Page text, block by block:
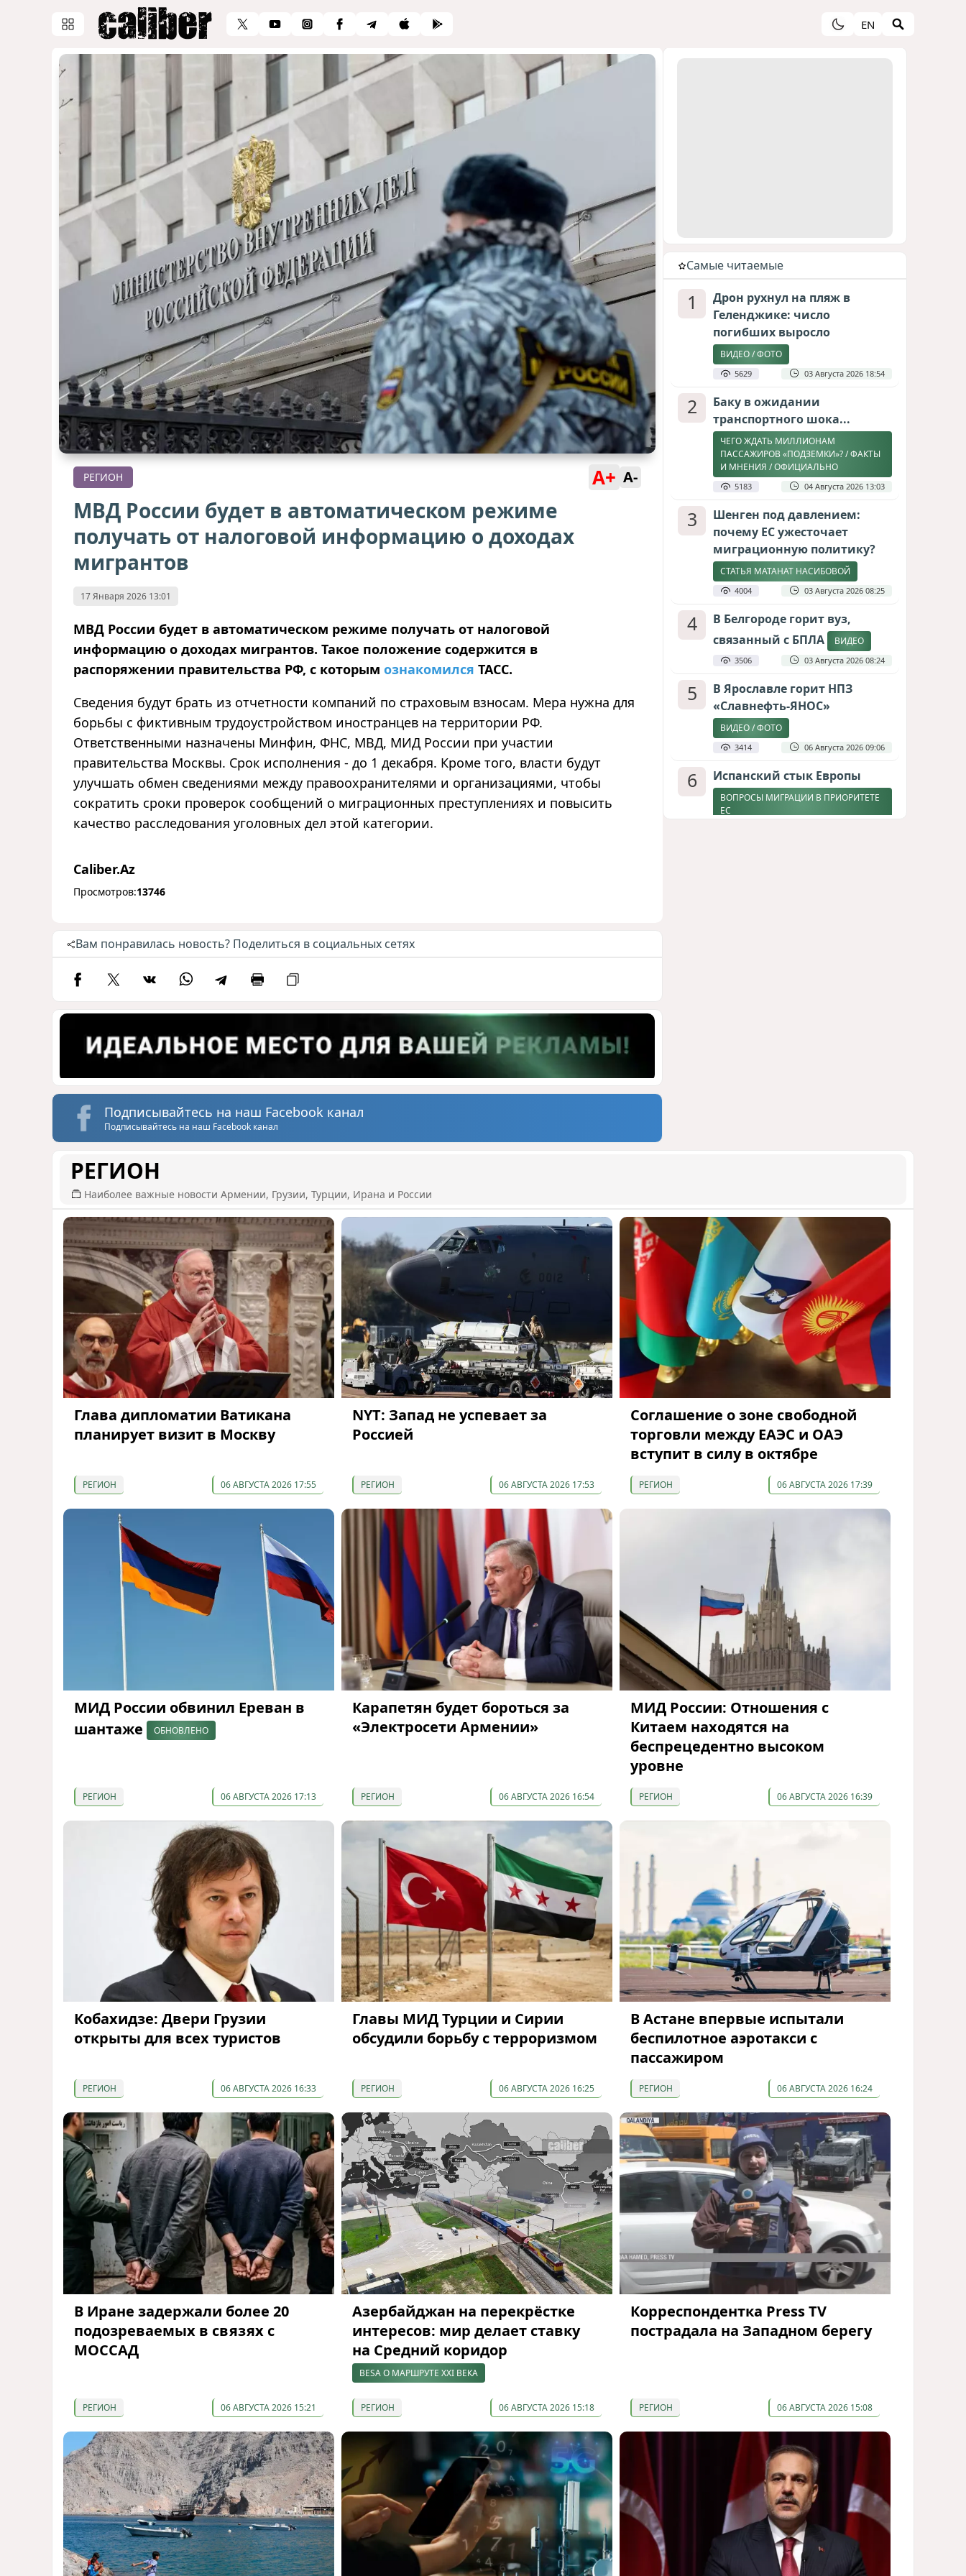
EN
РЕГИОН A+ A-
МВД России будет в автоматическом режиме
получать от налоговой информацию о доходах
мигрантов
17 Января 2026 13:01
МВД России будет в автоматическом режиме получать от налоговой
информацию о доходах мигрантов. Такое положение содержится в
распоряжении правительства РФ, с которым ознакомился ТАСС.
Сведения будут брать из отчетности компаний по страховым взносам. Мера нужна для
борьбы с фиктивным трудоустройством иностранцев на территории РФ.
Ответственными назначены Минфин, ФНС, МВД, МИД России при участии
правительства Москвы. Срок исполнения - до 1 декабря. Кроме того, власти будут
улучшать обмен сведениями между правоохранителями и организациями, чтобы
сократить сроки проверок сообщений о миграционных преступлениях и повысить
качество расследования уголовных дел этой категории.
Caliber.Az
Просмотров:13746
Вам понравилась новость? Поделиться в социальных сетях
Подписывайтесь на наш Facebook канал
Подписывайтесь на наш Facebook канал
Cамые читаемые
1
Дрон рухнул на пляж в
Геленджике: число
погибших выросло
ВИДЕО / ФОТО
5629 03 Августа 2026 18:54
2
Баку в ожидании
транспортного шока...
ЧЕГО ЖДАТЬ МИЛЛИОНАМ
ПАССАЖИРОВ «ПОДЗЕМКИ»? / ФАКТЫ
И МНЕНИЯ / ОФИЦИАЛЬНО
5183 04 Августа 2026 13:03
3
Шенген под давлением:
почему ЕС ужесточает
миграционную политику?
СТАТЬЯ МАТАНАТ НАСИБОВОЙ
4004 03 Августа 2026 08:25
4
В Белгороде горит вуз,
связанный с БПЛА
ВИДЕО
3506 03 Августа 2026 08:24
5
В Ярославле горит НПЗ
«Славнефть-ЯНОС»
ВИДЕО / ФОТО
3414 06 Августа 2026 09:06
6 Испанский стык Европы
ВОПРОСЫ МИГРАЦИИ В ПРИОРИТЕТЕ
ЕС
1892 03 Августа 2026 20:23
РЕГИОН
Наиболее важные новости Армении, Грузии, Турции, Ирана и России
Глава дипломатии Ватикана
планирует визит в Москву
РЕГИОН 06 АВГУСТА 2026 17:55
NYT: Запад не успевает за
Россией
РЕГИОН 06 АВГУСТА 2026 17:53
Соглашение о зоне свободной
торговли между ЕАЭС и ОАЭ
вступит в силу в октябре
РЕГИОН 06 АВГУСТА 2026 17:39
МИД России обвинил Ереван в
шантаже
ОБНОВЛЕНО
РЕГИОН 06 АВГУСТА 2026 17:13
Карапетян будет бороться за
«Электросети Армении»
РЕГИОН 06 АВГУСТА 2026 16:54
МИД России: Отношения с
Китаем находятся на
беспрецедентно высоком
уровне
РЕГИОН 06 АВГУСТА 2026 16:39
Кобахидзе: Двери Грузии
открыты для всех туристов
РЕГИОН 06 АВГУСТА 2026 16:33
Главы МИД Турции и Сирии
обсудили борьбу с терроризмом
РЕГИОН 06 АВГУСТА 2026 16:25
В Астане впервые испытали
беспилотное аэротакси с
пассажиром
РЕГИОН 06 АВГУСТА 2026 16:24
В Иране задержали более 20
подозреваемых в связях с
МОССАД
РЕГИОН 06 АВГУСТА 2026 15:21
Азербайджан на перекрёстке
интересов: мир делает ставку
на Средний коридор
BESA О МАРШРУТЕ XXI ВЕКА
РЕГИОН 06 АВГУСТА 2026 15:18
Корреспондентка Press TV
пострадала на Западном берегу
РЕГИОН 06 АВГУСТА 2026 15:08